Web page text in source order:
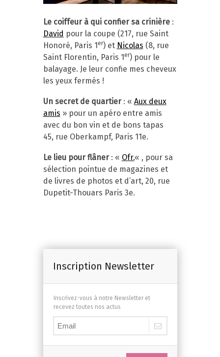
Le coiffeur à qui confier sa crinière:
David pour la coupe (217, rue Saint
Honoré, Paris 1 er) et Nicolas (8, rue
Saint Florentin, Paris 1 er) pour le
balayage. Je leur confie mes cheveux
les yeux fermés !
Un secret de quartier: « Aux deux
amis » pour un apéro entre amis
avec du bon vin et de bons tapas
45, rue Oberkampf, Paris 11e.
Le lieu pour flâner: « Ofr.« , pour sa
sélection pointue de magazines et
de livres de photos et d’art, 20, rue
Dupetit-Thouars Paris 3e.
Inscription Newsletter
Inscrivez-vous à notre Newsletter et
recevez toutes nos actus